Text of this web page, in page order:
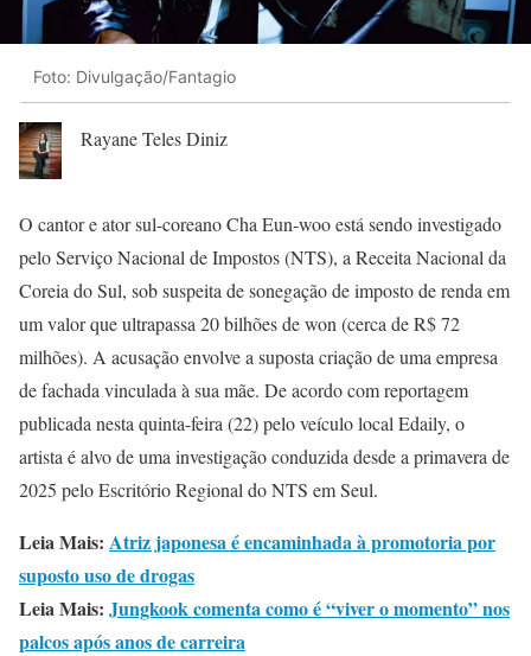
Foto: Divulgação/Fantagio
Rayane Teles Diniz
O cantor e ator sul-coreano Cha Eun-woo está sendo investigado
pelo Serviço Nacional de Impostos (NTS), a Receita Nacional da
Coreia do Sul, sob suspeita de sonegação de imposto de renda em
um valor que ultrapassa 20 bilhões de won (cerca de R$ 72
milhões). A acusação envolve a suposta criação de uma empresa
de fachada vinculada à sua mãe. De acordo com reportagem
publicada nesta quinta-feira (22) pelo veículo local Edaily, o
artista é alvo de uma investigação conduzida desde a primavera de
2025 pelo Escritório Regional do NTS em Seul.
Leia Mais: Atriz japonesa é encaminhada à promotoria por
suposto uso de drogas
Leia Mais: Jungkook comenta como é “viver o momento” nos
palcos após anos de carreira